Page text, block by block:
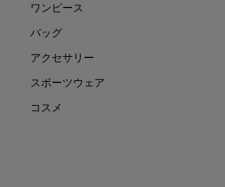
ワンピース
バッグ
アクセサリー
スポーツウェア
コスメ